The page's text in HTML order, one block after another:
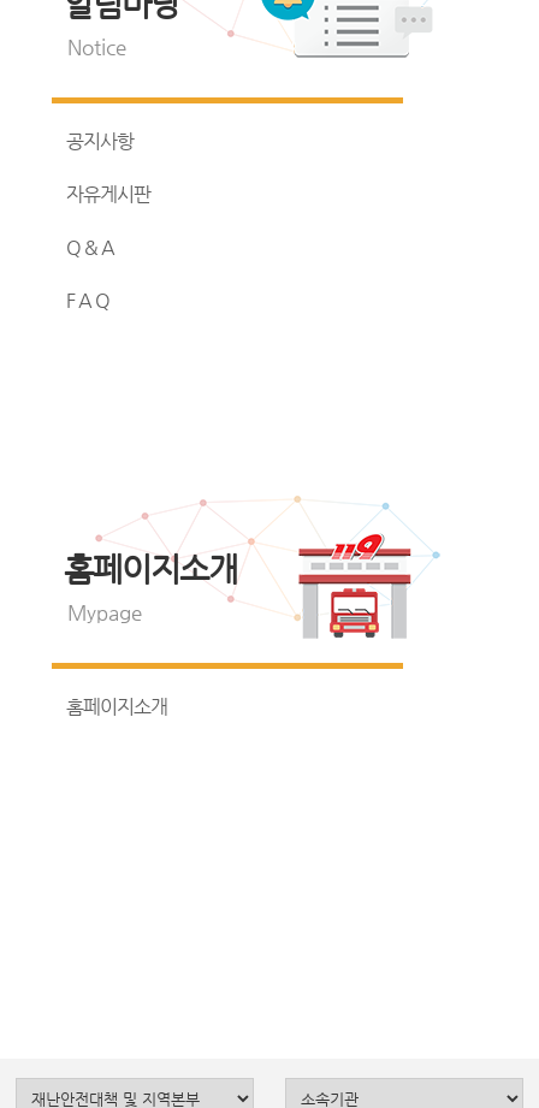
Notice
공지사항
자유게시판
Q & A
F A Q
홈페이지소개
Mypage
홈페이지소개